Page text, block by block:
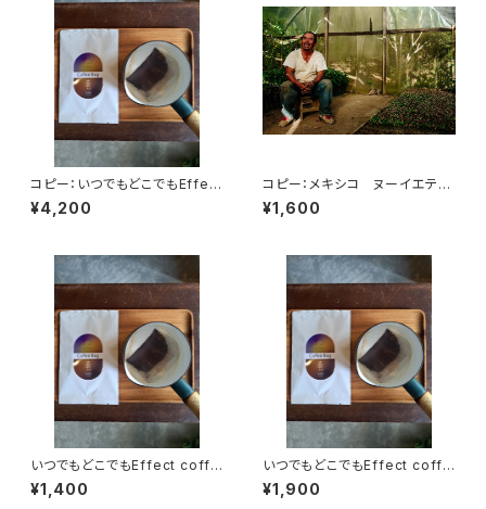
コピー：いつでもどこでもEffect
coffee Bag(22袋入り)2袋お
まけ
¥4,200
コピー：メキシコ ヌーイエテ農
園 200g
¥1,600
いつでもどこでもEffect coffe
e Bag(7袋入り)1袋おまけ
¥1,400
いつでもどこでもEffect coffe
e Bag(11袋入り)2袋おまけ
¥1,900